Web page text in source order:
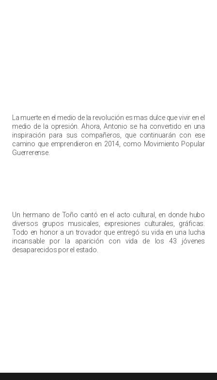
La muerte en el medio de la revolución es mas dulce que vivir en el
medio de la opresión. Ahora, Antonio se ha convertido en una
inspiración para sus compañeros, que continuarán con ese
camino que emprendieron en 2014, como Movimiento Popular
Guerrerense.
Un hermano de Toño cantó en el acto cultural, en donde hubo
diversos grupos musicales, expresiones culturales, gráficas.
Todo en honor a un trovador que entregó su vida en una lucha
incansable por la aparición con vida de los 43 jóvenes
desaparecidos por el estado.